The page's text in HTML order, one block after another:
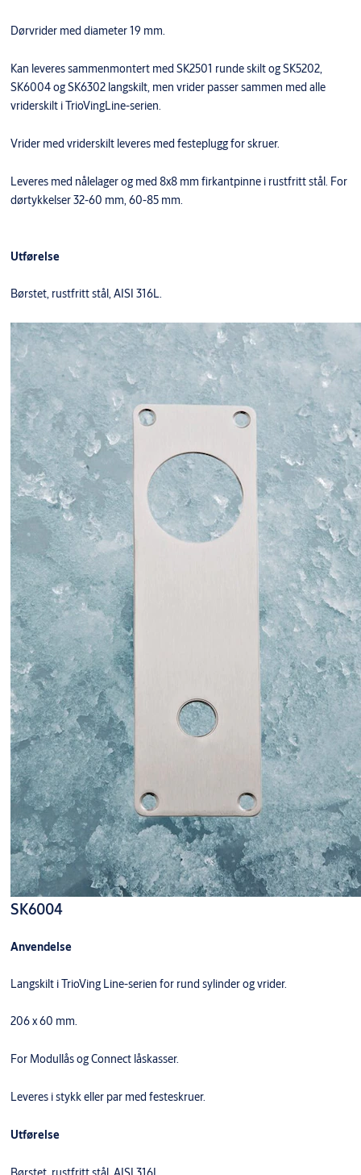
Dørvrider med diameter 19 mm.
Kan leveres sammenmontert med SK2501 runde skilt og SK5202,
SK6004 og SK6302 langskilt, men vrider passer sammen med alle
vriderskilt i TrioVingLine-serien.
Vrider med vriderskilt leveres med festeplugg for skruer.
Leveres med nålelager og med 8x8 mm firkantpinne i rustfritt stål. For
dørtykkelser 32-60 mm, 60-85 mm.
Utførelse
Børstet, rustfritt stål, AISI 316L.
SK6004
Anvendelse
Langskilt i TrioVing Line-serien for rund sylinder og vrider.
206 x 60 mm.
For Modullås og Connect låskasser.
Leveres i stykk eller par med festeskruer.
Utførelse